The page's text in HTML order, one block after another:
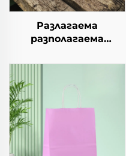
Разлагаема
разполагаема
салата, чашки за
закуски, суши, пица,
хляб, сладоледи,
шоколад, бургери - за
кейтеринг и
занаяти